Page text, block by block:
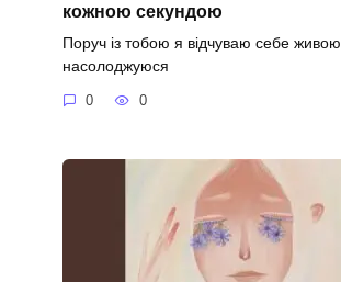
кожною секундою
Поруч із тобою я відчуваю себе живою,
насолоджуюся
0 0